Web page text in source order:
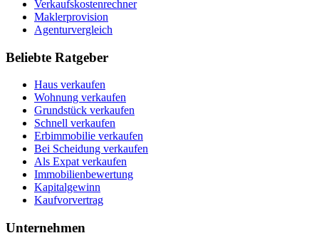
Verkaufskostenrechner
Maklerprovision
Agenturvergleich
Beliebte Ratgeber
Haus verkaufen
Wohnung verkaufen
Grundstück verkaufen
Schnell verkaufen
Erbimmobilie verkaufen
Bei Scheidung verkaufen
Als Expat verkaufen
Immobilienbewertung
Kapitalgewinn
Kaufvorvertrag
Unternehmen